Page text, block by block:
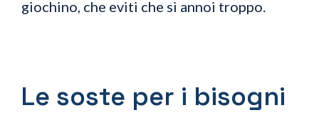
giochino, che eviti che si annoi troppo.
Le soste per i bisogni